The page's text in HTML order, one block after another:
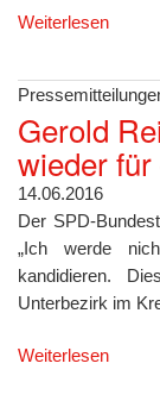
Weiterlesen
Gerold
wieder
14.06.2016
Der SPD-
„Ich werde
kandidieren.
Unterbezirk im
Weiterlesen